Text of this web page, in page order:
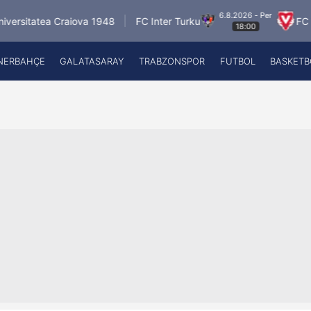
1948 FC Inter Turku
6.8.2026 - Per
18:00
FC Vaduz
GALATASARAY TRABZONSPOR FUTBOL